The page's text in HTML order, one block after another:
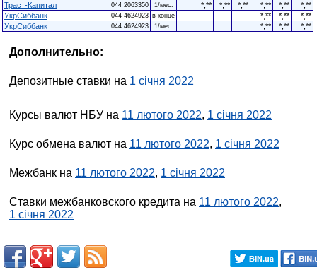
Траст-Капитал
044 2063350 1/мес. *,** *,** *,** *,** *,**
*,**
УкрСиббанк
044 4624923 в конце *,** *,**
*,**
УкрСиббанк
044 4624923 1/мес. *,** *,** *,**
Дополнительно:
Депозитные ставки на 1 січня 2022
Курсы валют НБУ на 11 лютого 2022, 1 січня 2022
Курс обмена валют на 11 лютого 2022, 1 січня 2022
Межбанк на 11 лютого 2022, 1 січня 2022
Ставки межбанковского кредита на 11 лютого 2022,
1 січня 2022